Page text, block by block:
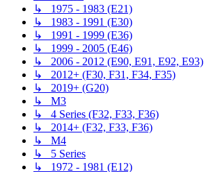
↳ 1975 - 1983 (E21)
↳ 1983 - 1991 (E30)
↳ 1991 - 1999 (E36)
↳ 1999 - 2005 (E46)
↳ 2006 - 2012 (E90, E91, E92, E93)
↳ 2012+ (F30, F31, F34, F35)
↳ 2019+ (G20)
↳ M3
↳ 4 Series (F32, F33, F36)
↳ 2014+ (F32, F33, F36)
↳ M4
↳ 5 Series
↳ 1972 - 1981 (E12)